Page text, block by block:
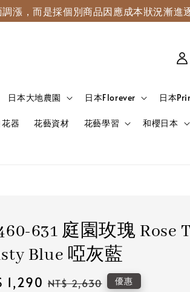
，而是採個別商品因應成本狀況漸進
日本大地農園 日本Florever 日本
器 花藝資材 花藝學習 和櫻日本
631 庭園玫瑰 Rose
Blue 啞灰藍
1,290 Regular
NT$ 2,630 優惠